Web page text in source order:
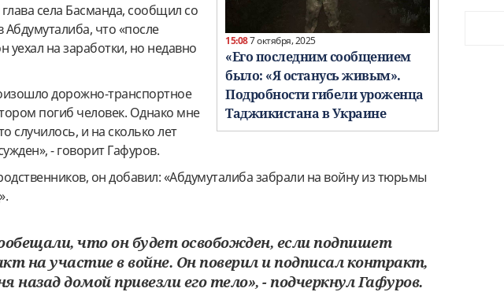
15:087 октября, 2025
«Его последним сообщением
было: «Я останусь живым».
Подробности гибели уроженца
Таджикистана в Украине
села Басманда, сообщил со
Абдумуталиба, что «после
уехал на заработки, но недавно
дорожно-транспортное
погиб человек. Однако мне
случилось, и на сколько лет
- говорит Гафуров.
он добавил: «Абдумуталиба забрали на войну из тюрьмы
что он будет освобожден, если подпишет
на участие в войне. Он поверил и подписал контракт,
назад домой привезли его тело», - подчеркнул Гафуров.